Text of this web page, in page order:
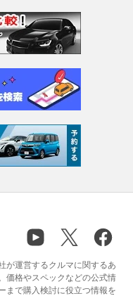
が運営するクルマに関するあ
価格やスペックなどの公式情
まで購入検討に役立つ情報を